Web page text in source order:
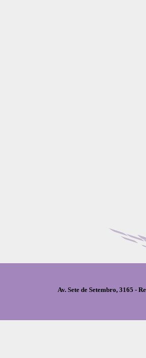
Av. Sete de Setembro, 3165 -